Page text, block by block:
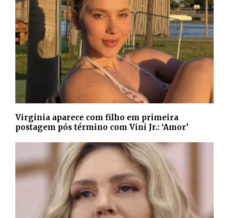
Virginia aparece com filho em primeira
postagem pós término com Vini Jr.: ‘Amor’